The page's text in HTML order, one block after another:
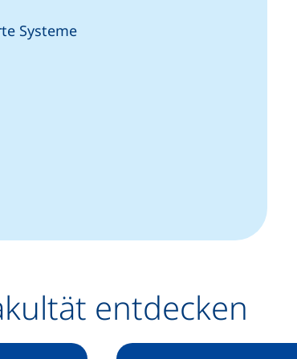
Systeme
Telefonanruf, wenn Ihr Gerät dies zulässt)
E-Mail-Programm)
entdecken